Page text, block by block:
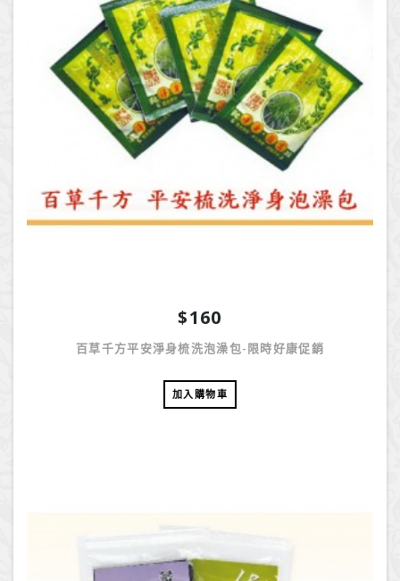
$160
百草千方平安淨身梳洗泡澡包-限時好康促銷
加入購物車